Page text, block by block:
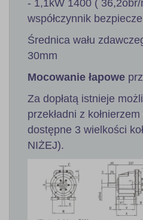
- 1,1kW 1400 (
współczynnik
Średnica wału
30mm
Mocowanie łapowe
Za dopłatą istnieje
przekładni z
dostępne 3 wielkości
NIŻEJ).